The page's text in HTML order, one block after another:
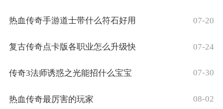
热血传奇手游道士带什么符石好用 07-20
复古传奇点卡版各职业怎么升级快 07-24
传奇3法师诱惑之光能招什么宝宝 07-30
热血传奇最厉害的玩家 08-02